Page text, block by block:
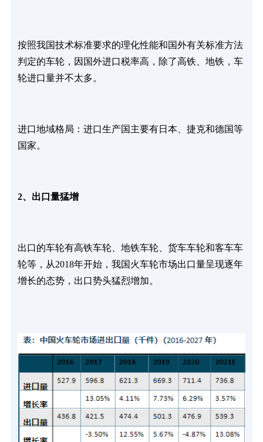
按照我国技术标准要求的理化性能和国外有关标准方法
判定的车轮，因国外进口税率高，除了高铁、地铁，车
轮进口量并不太多。
进口地域格局：进口生产国主要有日本、捷克和德国等
国家。
2、出口量猛增
出口的车轮有高铁车轮、地铁车轮、货车车轮和客车车
轮等，从2018年开始，我国火车轮市场出口量呈现逐年
增长的态势，出口势头猛烈增加。